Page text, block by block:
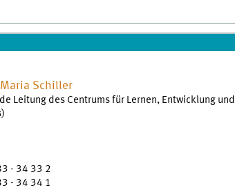
Maria Schiller
Leitung des Centrums für Lernen, Entwicklung und
- 34 33 2
- 34 34 1